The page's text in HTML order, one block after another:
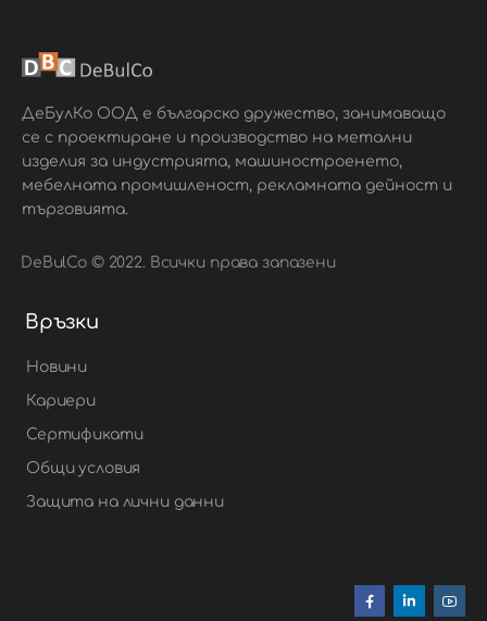
ДеБулКо ООД е българско дружество, занимаващо
се с проектиране и производство на метални
изделия за индустрията, машиностроенето,
мебелната промишленост, рекламната дейност и
търговията.
DeBulCo © 2022. Всички права запазени
Връзки
Новини
Кариери
Сертификати
Общи условия
Защита на лични данни